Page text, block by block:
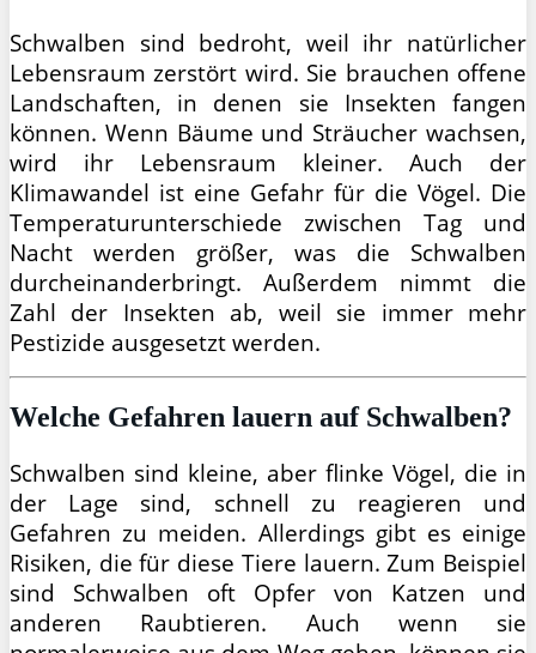
Schwalben sind bedroht, weil ihr natürlicher
Lebensraum zerstört wird. Sie brauchen offene
Landschaften, in denen sie Insekten fangen
können. Wenn Bäume und Sträucher wachsen,
wird ihr Lebensraum kleiner. Auch der
Klimawandel ist eine Gefahr für die Vögel. Die
Temperaturunterschiede zwischen Tag und
Nacht werden größer, was die Schwalben
durcheinanderbringt. Außerdem nimmt die
Zahl der Insekten ab, weil sie immer mehr
Pestizide ausgesetzt werden.
Welche Gefahren lauern auf Schwalben?
Schwalben sind kleine, aber flinke Vögel, die in
der Lage sind, schnell zu reagieren und
Gefahren zu meiden. Allerdings gibt es einige
Risiken, die für diese Tiere lauern. Zum Beispiel
sind Schwalben oft Opfer von Katzen und
anderen Raubtieren. Auch wenn sie